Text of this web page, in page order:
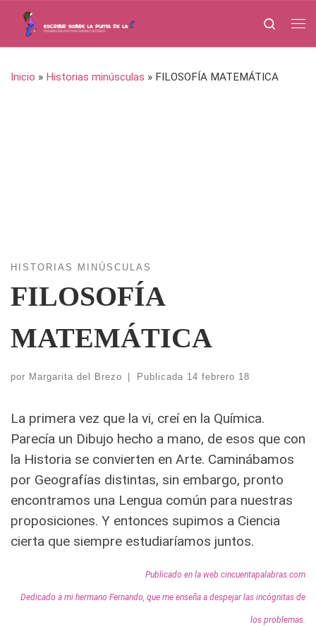
Saltar al contenido
Search
Inicio » Historias minúsculas » FILOSOFÍA MATEMÁTICA
HISTORIAS MINÚSCULAS
FILOSOFÍA
MATEMÁTICA
por Margarita del Brezo | Publicada 14 febrero 18
La primera vez que la vi, creí en la Química.
Parecía un Dibujo hecho a mano, de esos que con
la Historia se convierten en Arte. Caminábamos
por Geografías distintas, sin embargo, pronto
encontramos una Lengua común para nuestras
proposiciones. Y entonces supimos a Ciencia
cierta que siempre estudiaríamos juntos.
Publicado en la web cincuentapalabras.com
Dedicado a mi hermano Fernando, que me enseña a despejar las incógnitas de
los problemas.